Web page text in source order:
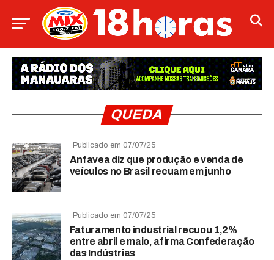
QUEDA
Publicado em 07/07/25
Anfavea diz que produção e venda de
veículos no Brasil recuam em junho
Publicado em 07/07/25
Faturamento industrial recuou 1,2%
entre abril e maio, afirma Confederação
das Indústrias